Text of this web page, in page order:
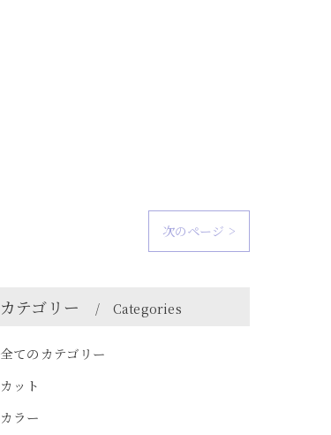
次のページ >
カテゴリー Categories
全てのカテゴリー
カット
カラー